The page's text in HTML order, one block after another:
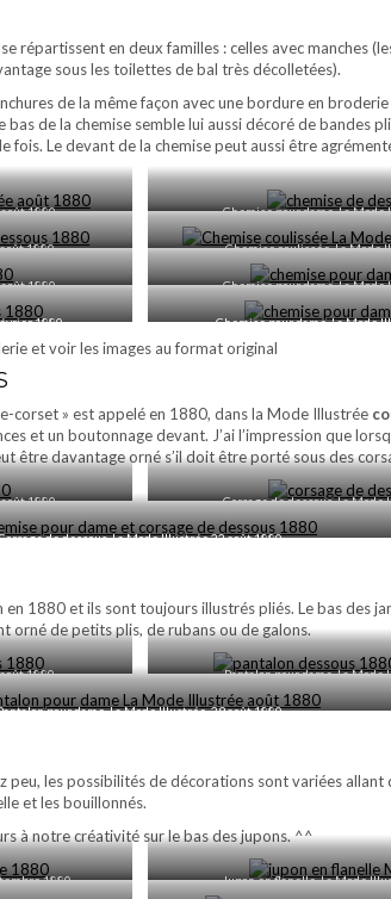
répartissent en deux familles : celles avec manches
sous les toilettes de bal très décolletées).
de la même façon avec une bordure en
de la chemise semble lui aussi décoré de bandes
fois. Le devant de la chemise peut aussi être
1880 Chemise pour dame, La
1880 Chemise coulissée, La Mode
1880 Chemise pour dame, La
1880 Chemise pour dame, La Mode
et voir les images au format original
corset » est appelé en 1880, dans la Mode Illustrée
et un boutonnage devant. J’ai l’impression que
être davantage orné s’il doit être porté sous des
1880 Corsage de dessous, La
de dessous, La Mode Illustrée 22 août 1880
1880 et ils sont toujours illustrés pliés. Le bas des
orné de petits plis, de rubans ou de galons.
1880 Pantalon pour dame, La
pour dame, La Mode Illustrée, 29 août 1880
peu, les possibilités de décorations sont variées
et les bouillonnés.
à notre créativité sur le bas des jupons. ^^
1880 Jupon en flanelle, La Mode